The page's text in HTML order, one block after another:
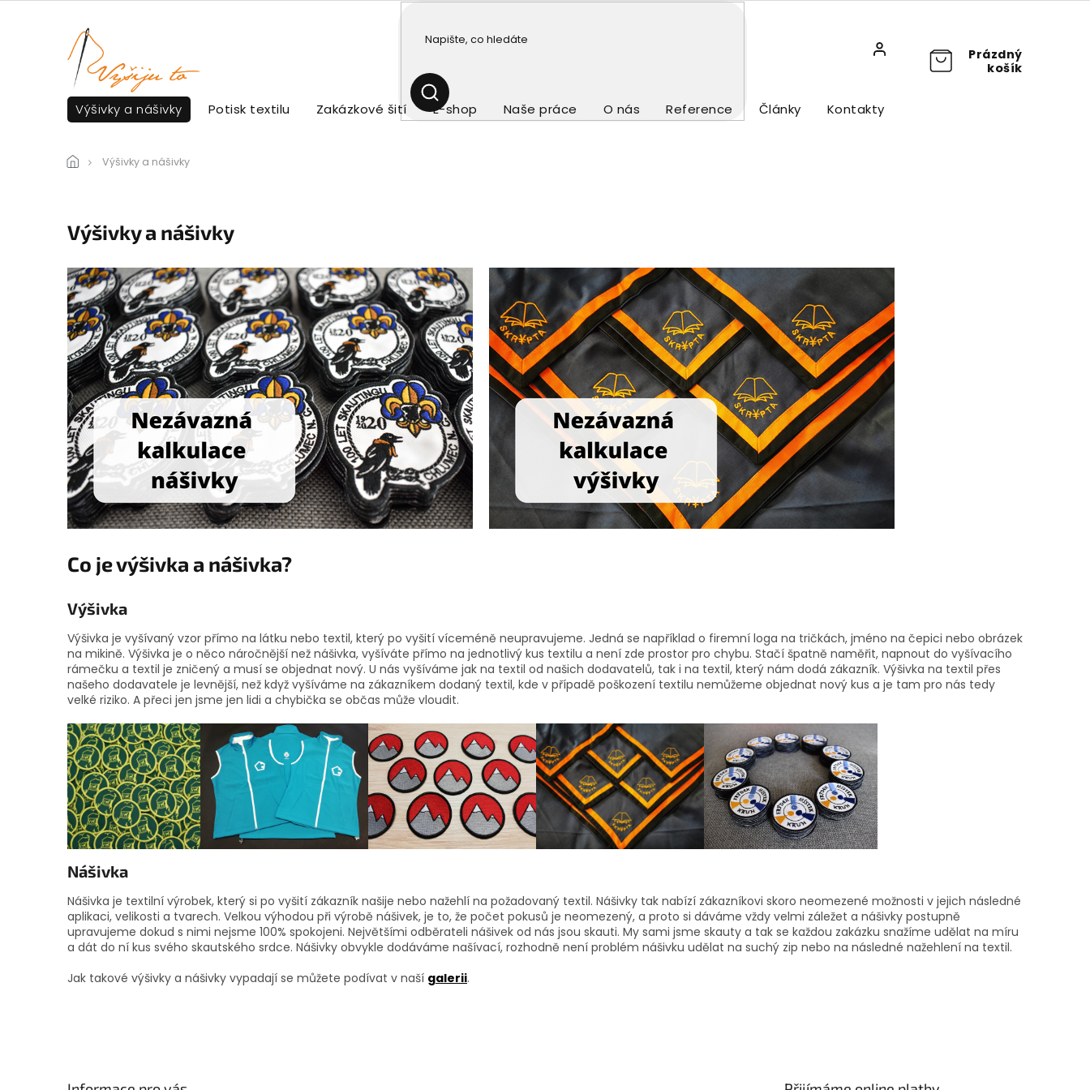
HLEDAT
Prázdný
košík
Výšivky a nášivky Potisk textilu Zakázkové šití E-shop Naše práce O nás Reference Články Kontakty
Výšivky a nášivky
Výšivky a nášivky
Co je výšivka a nášivka?
Výšivka
Výšivka je vyšívaný vzor přímo na látku nebo textil, který po vyšití víceméně neupravujeme. Jedná se například o firemní loga na tričkách, jméno na čepici nebo obrázek
na mikině. Výšivka je o něco náročnější než nášivka, vyšíváte přímo na jednotlivý kus textilu a není zde prostor pro chybu. Stačí špatně naměřit, napnout do vyšívacího
rámečku a textil je zničený a musí se objednat nový. U nás vyšíváme jak na textil od našich dodavatelů, tak i na textil, který nám dodá zákazník. Výšivka na textil přes
našeho dodavatele je levnější, než když vyšíváme na zákazníkem dodaný textil, kde v případě poškození textilu nemůžeme objednat nový kus a je tam pro nás tedy
velké riziko. A přeci jen jsme jen lidi a chybička se občas může vloudit.
Nášivka
Nášivka je textilní výrobek, který si po vyšití zákazník našije nebo nažehlí na požadovaný textil. Nášivky tak nabízí zákazníkovi skoro neomezené možnosti v jejich následné
aplikaci, velikosti a tvarech. Velkou výhodou při výrobě nášivek, je to, že počet pokusů je neomezený, a proto si dáváme vždy velmi záležet a nášivky postupně
upravujeme dokud s nimi nejsme 100% spokojeni. Největšími odběrateli nášivek od nás jsou skauti. My sami jsme skauty a tak se každou zakázku snažíme udělat na míru
a dát do ní kus svého skautského srdce. Nášivky obvykle dodáváme našívací, rozhodně není problém nášivku udělat na suchý zip nebo na následné nažehlení na textil.
Jak takové výšivky a nášivky vypadají se můžete podívat v naší galerii.